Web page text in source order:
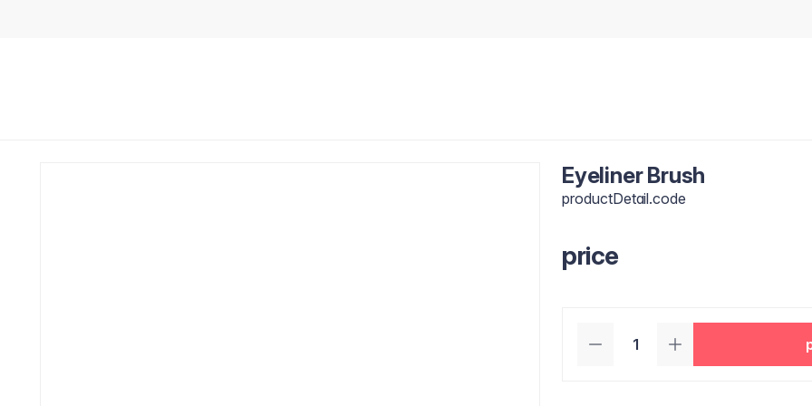
Eyeliner Brush
productDetail.code
price